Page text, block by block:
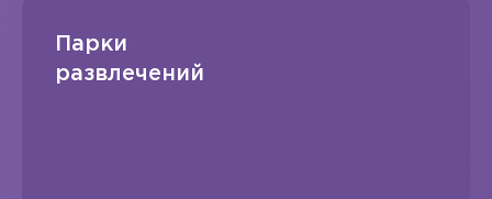
Парки
развлечений